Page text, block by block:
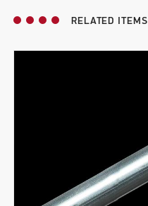
RELATED ITEMS